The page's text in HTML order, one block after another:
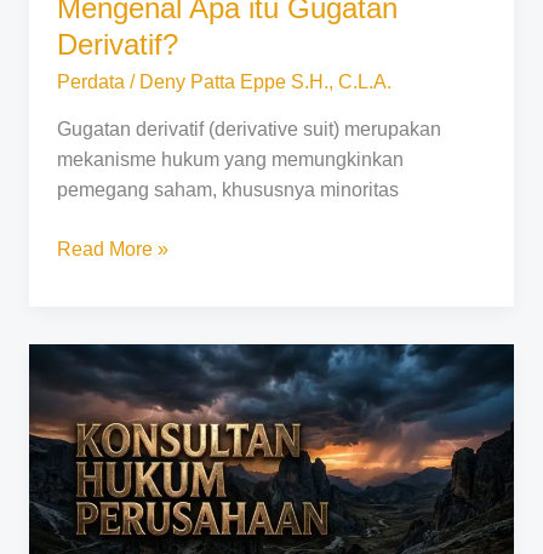
Mengenal Apa itu Gugatan
Derivatif?
Perdata / Deny Patta Eppe S.H., C.L.A.
Gugatan derivatif (derivative suit) merupakan
mekanisme hukum yang memungkinkan
pemegang saham, khususnya minoritas
Read More »
Hukum
Perusahaan